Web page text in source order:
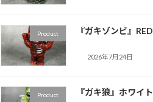
Product 『ガキゾンビ』
2026年7月24日
Product 『ガキ狼』ホワイト